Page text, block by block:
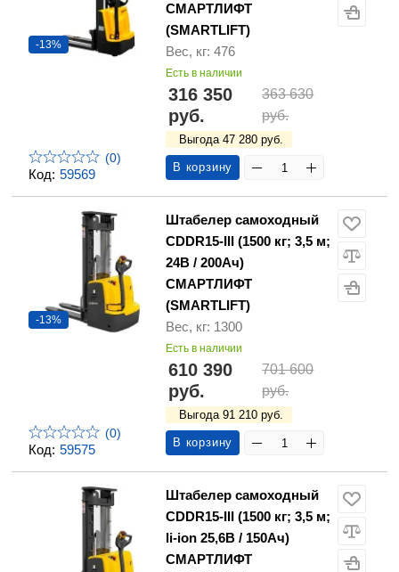
Код: 59569
-13%
(0)
СМАРТЛИФТ
(SMARTLIFT)
Вес, кг: 476
Есть в наличии
316 350
руб.
363 630
руб.
Выгода 47 280 руб.
В корзину
Код: 59575
-13%
(0)
Штабелер самоходный
CDDR15-III (1500 кг; 3,5 м;
24В / 200Ач)
СМАРТЛИФТ
(SMARTLIFT)
Вес, кг: 1300
Есть в наличии
610 390
руб.
701 600
руб.
Выгода 91 210 руб.
В корзину
Штабелер самоходный
CDDR15-III (1500 кг; 3,5 м;
li-ion 25,6В / 150Ач)
СМАРТЛИФТ